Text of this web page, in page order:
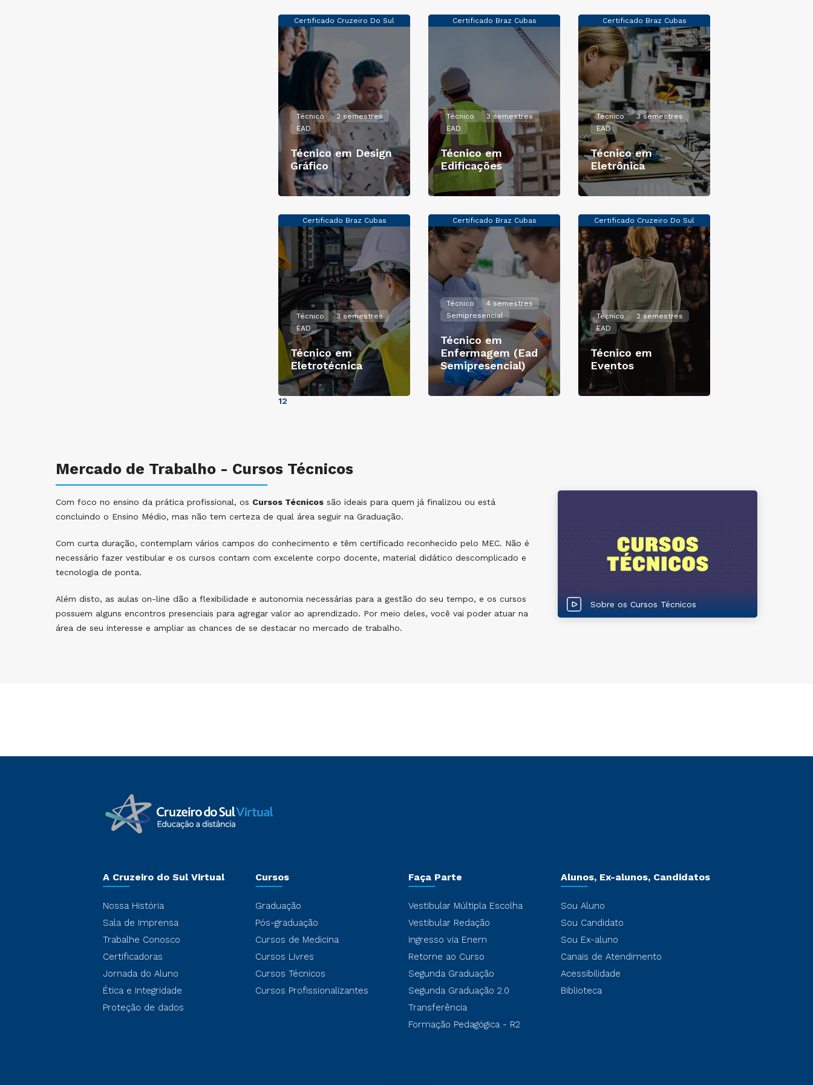
Certificado Cruzeiro Do Sul
Técnico
2 semestres
EAD
Técnico em Design
Gráfico
Certificado Braz Cubas
Técnico
3 semestres
EAD
Técnico em
Edificações
Certificado Braz Cubas
Técnico
3 semestres
EAD
Técnico em
Eletrônica
Certificado Braz Cubas
Técnico
3 semestres
EAD
Técnico em
Eletrotécnica
Certificado Braz Cubas
Técnico
4 semestres
Semipresencial
Técnico em
Enfermagem (Ead
Semipresencial)
Certificado Cruzeiro Do Sul
Técnico
2 semestres
EAD
Técnico em
Eventos
12
Mercado de Trabalho - Cursos Técnicos
Com foco no ensino da prática profissional, os Cursos Técnicos são ideais para quem já finalizou ou está
concluindo o Ensino Médio, mas não tem certeza de qual área seguir na Graduação.
Com curta duração, contemplam vários campos do conhecimento e têm certificado reconhecido pelo MEC. Não é
necessário fazer vestibular e os cursos contam com excelente corpo docente, material didático descomplicado e
tecnologia de ponta.
Além disto, as aulas on-line dão a flexibilidade e autonomia necessárias para a gestão do seu tempo, e os cursos
possuem alguns encontros presenciais para agregar valor ao aprendizado. Por meio deles, você vai poder atuar na
área de seu interesse e ampliar as chances de se destacar no mercado de trabalho.
Sobre os Cursos Técnicos
A Cruzeiro do Sul Virtual
Nossa História
Sala de Imprensa
Trabalhe Conosco
Certificadoras
Jornada do Aluno
Ética e Integridade
Proteção de dados
Cursos
Graduação
Pós-graduação
Cursos de Medicina
Cursos Livres
Cursos Técnicos
Cursos Profissionalizantes
Faça Parte
Vestibular Múltipla Escolha
Vestibular Redação
Ingresso via Enem
Retorne ao Curso
Segunda Graduação
Segunda Graduação 2.0
Transferência
Formação Pedagógica - R2
Alunos, Ex-alunos, Candidatos
Sou Aluno
Sou Candidato
Sou Ex-aluno
Canais de Atendimento
Acessibilidade
Biblioteca